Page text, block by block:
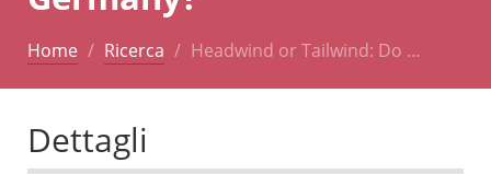
Home Ricerca Headwind or Tailwind: Do …
Dettagli